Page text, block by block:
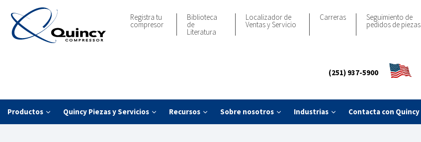
Registra tu
compresor
Biblioteca
de
Literatura
Localizador de
Ventas y Servicio
Carreras Seguimiento de
pedidos de piezas
(251) 937-5900
Productos Quincy Piezas y Servicios Recursos Sobre nosotros Industrias Contacta con Quincy